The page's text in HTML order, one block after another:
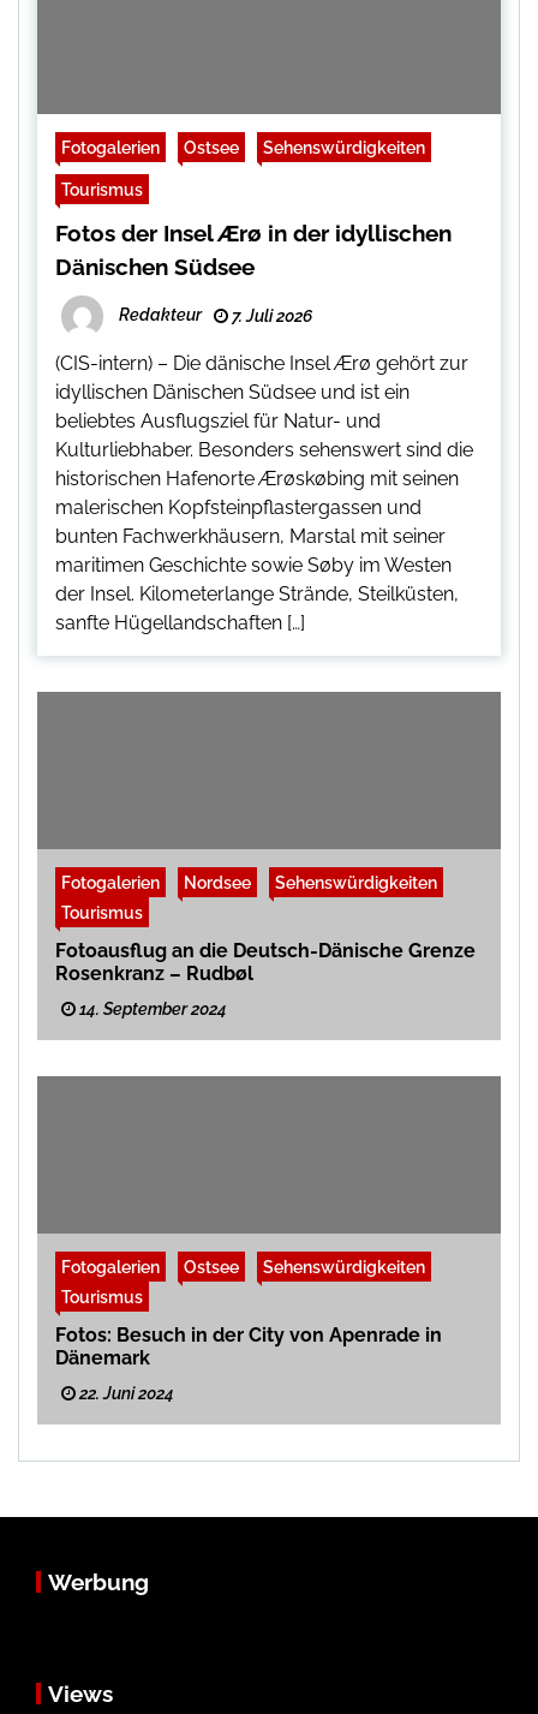
Fotogalerien Ostsee Sehenswürdigkeiten
Tourismus
Fotos der Insel Ærø in der idyllischen
Dänischen Südsee
Redakteur 7. Juli 2026
(CIS-intern) – Die dänische Insel Ærø gehört zur
idyllischen Dänischen Südsee und ist ein
beliebtes Ausflugsziel für Natur- und
Kulturliebhaber. Besonders sehenswert sind die
historischen Hafenorte Ærøskøbing mit seinen
malerischen Kopfsteinpflastergassen und
bunten Fachwerkhäusern, Marstal mit seiner
maritimen Geschichte sowie Søby im Westen
der Insel. Kilometerlange Strände, Steilküsten,
sanfte Hügellandschaften […]
Fotogalerien Nordsee
Sehenswürdigkeiten
Tourismus
Fotoausflug an die Deutsch-Dänische Grenze
Rosenkranz – Rudbøl
14. September 2024
Fotogalerien Ostsee
Sehenswürdigkeiten
Tourismus
Fotos: Besuch in der City von Apenrade in
Dänemark
22. Juni 2024
Werbung
Views